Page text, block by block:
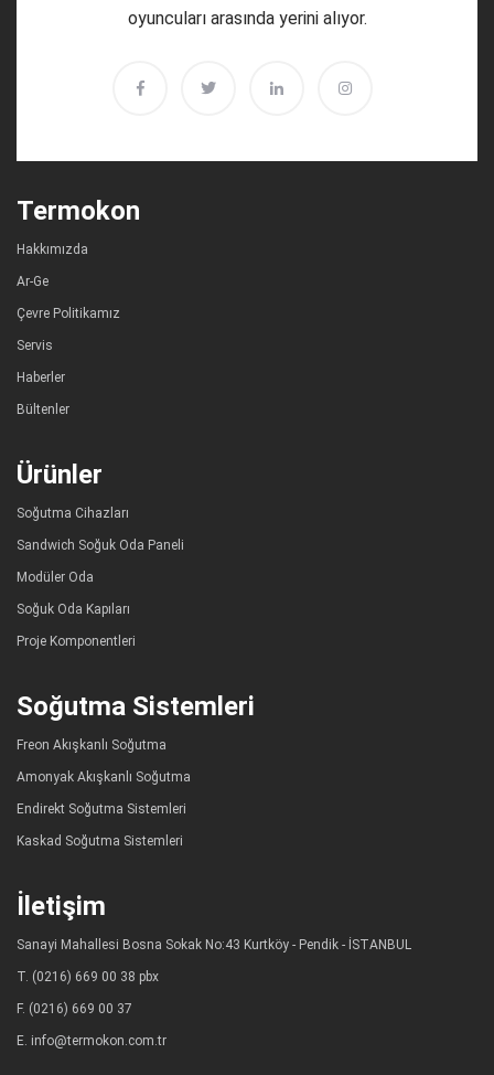
oyuncuları arasında yerini alıyor.
Termokon
Hakkımızda
Ar-Ge
Çevre Politikamız
Servis
Haberler
Bültenler
Ürünler
Soğutma Cihazları
Sandwich Soğuk Oda Paneli
Modüler Oda
Soğuk Oda Kapıları
Proje Komponentleri
Soğutma Sistemleri
Freon Akışkanlı Soğutma
Amonyak Akışkanlı Soğutma
Endirekt Soğutma Sistemleri
Kaskad Soğutma Sistemleri
İletişim
Sanayi Mahallesi Bosna Sokak No:43 Kurtköy - Pendik - İSTANBUL
T. (0216) 669 00 38 pbx
F. (0216) 669 00 37
E. info@termokon.com.tr